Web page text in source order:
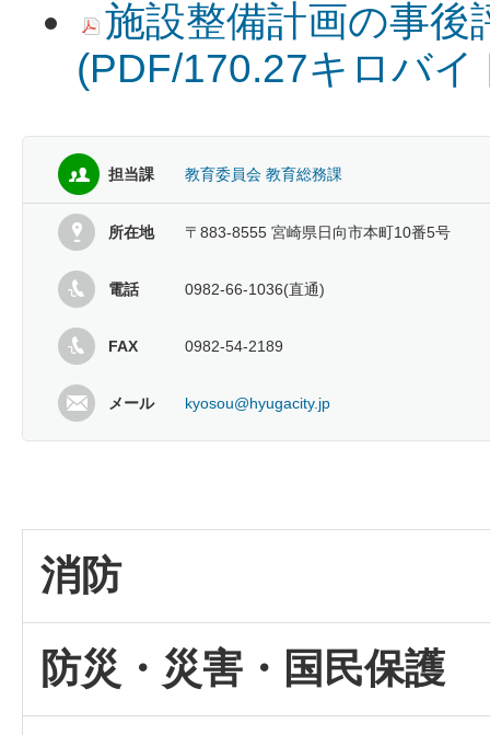
施設整備計画の事後
(PDF/170.27キロバイ
担当課 教育委員会 教育総務課
所在地 〒883-8555 宮崎県日向市本町10番5号
電話 0982-66-1036(直通)
FAX 0982-54-2189
メール kyosou@hyugacity.jp
消防
防災・災害・国民保護